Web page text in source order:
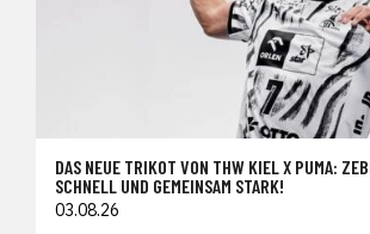
DAS NEUE TRIKOT VON THW KIEL X PUMA:
SCHNELL UND GEMEINSAM STARK!
03.08.26